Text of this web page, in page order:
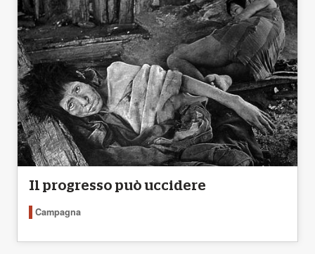
Il progresso può uccidere
Campagna